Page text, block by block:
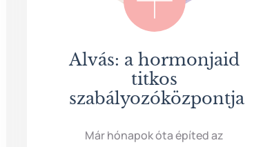
Alvás: a hormonjaid
titkos
szabályozóközpontja
Már hónapok óta építed az